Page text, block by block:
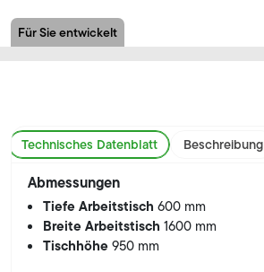
Für Sie entwickelt
Technisches Datenblatt Beschreibung
Abmessungen
Tiefe Arbeitstisch600 mm
Breite Arbeitstisch1600 mm
Tischhöhe950 mm